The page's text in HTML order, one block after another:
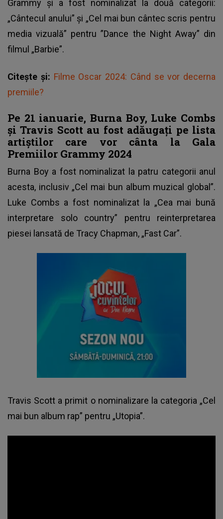
Grammy și a fost nominalizat la două categorii:
„Cântecul anului” și „Cel mai bun cântec scris pentru
media vizuală” pentru ”Dance the Night Away” din
filmul „Barbie”.
Citește și: Filme Oscar 2024: Când se vor decerna
premiile?
Pe 21 ianuarie, Burna Boy, Luke Combs
și Travis Scott au fost adăugați pe lista
artiștilor care vor cânta la Gala
Premiilor Grammy 2024
Burna Boy a fost nominalizat la patru categorii anul
acesta, inclusiv „Cel mai bun album muzical global”.
Luke Combs a fost nominalizat la „Cea mai bună
interpretare solo country” pentru reinterpretarea
piesei lansată de Tracy Chapman, „Fast Car”.
Travis Scott a primit o nominalizare la categoria „Cel
mai bun album rap” pentru „Utopia”.